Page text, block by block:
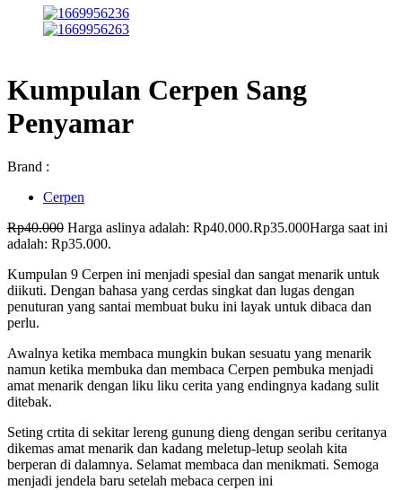
Kumpulan Cerpen Sang
Penyamar
Brand :
Cerpen
Rp40.000 Harga aslinya adalah: Rp40.000.Rp35.000Harga saat ini
adalah: Rp35.000.
Kumpulan 9 Cerpen ini menjadi spesial dan sangat menarik untuk
diikuti. Dengan bahasa yang cerdas singkat dan lugas dengan
penuturan yang santai membuat buku ini layak untuk dibaca dan
perlu.
Awalnya ketika membaca mungkin bukan sesuatu yang menarik
namun ketika membuka dan membaca Cerpen pembuka menjadi
amat menarik dengan liku liku cerita yang endingnya kadang sulit
ditebak.
Seting crtita di sekitar lereng gunung dieng dengan seribu ceritanya
dikemas amat menarik dan kadang meletup-letup seolah kita
berperan di dalamnya. Selamat membaca dan menikmati. Semoga
menjadi jendela baru setelah mebaca cerpen ini